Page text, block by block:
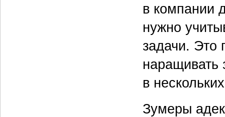
в компании
нужно
задачи. Это
наращивать
в
Зумеры